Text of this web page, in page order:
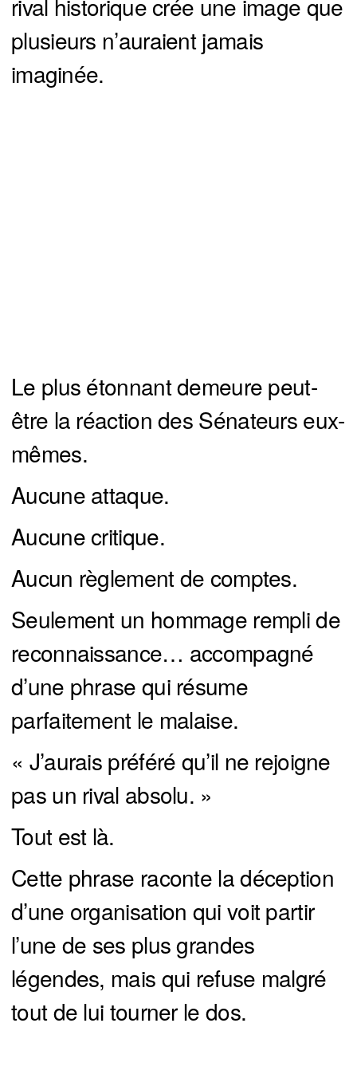
plusieurs n’auraient jamais
imaginée.
Le plus étonnant demeure peut-
être la réaction des Sénateurs eux-
mêmes.
Aucune attaque.
Aucune critique.
Aucun règlement de comptes.
Seulement un hommage rempli de
reconnaissance… accompagné
d’une phrase qui résume
parfaitement le malaise.
« J’aurais préféré qu’il ne rejoigne
pas un rival absolu. »
Tout est là.
Cette phrase raconte la déception
d’une organisation qui voit partir
l’une de ses plus grandes
légendes, mais qui refuse malgré
tout de lui tourner le dos.